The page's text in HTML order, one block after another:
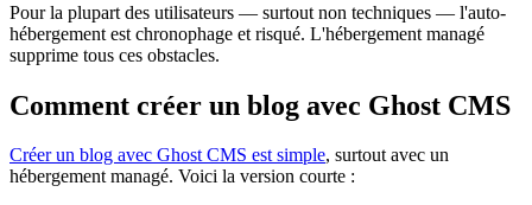
Pour la plupart des utilisateurs — surtout non techniques — l'auto-
hébergement est chronophage et risqué. L'hébergement managé
supprime tous ces obstacles.
Comment créer un blog avec Ghost CMS
Créer un blog avec Ghost CMS est simple, surtout avec un
hébergement managé. Voici la version courte :